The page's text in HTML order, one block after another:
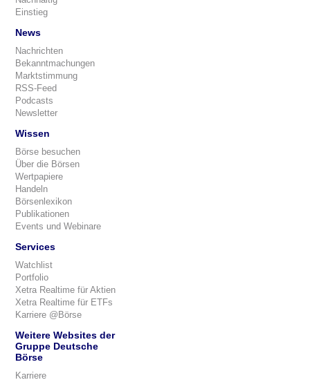
Einstieg
News
Nachrichten
Bekanntmachungen
Marktstimmung
RSS-Feed
Podcasts
Newsletter
Wissen
Börse besuchen
Über die Börsen
Wertpapiere
Handeln
Börsenlexikon
Publikationen
Events und Webinare
Services
Watchlist
Portfolio
Xetra Realtime für Aktien
Xetra Realtime für ETFs
Karriere @Börse
Weitere Websites der
Gruppe Deutsche
Börse
Karriere